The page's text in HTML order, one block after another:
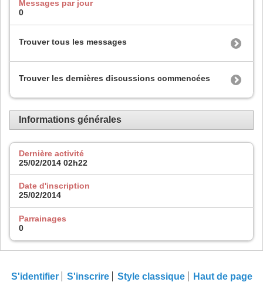
Messages par jour
0
Trouver tous les messages
Trouver les dernières discussions commencées
Informations générales
Dernière activité
25/02/2014 02h22
Date d'inscription
25/02/2014
Parrainages
0
S'identifier S'inscrire Style classique Haut de page